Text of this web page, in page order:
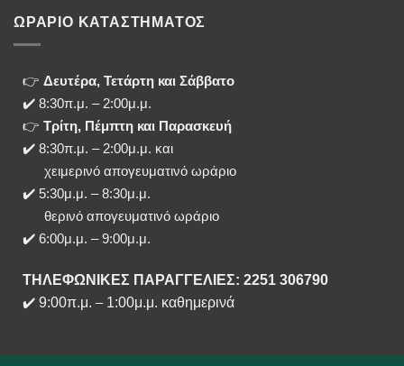
ΩΡΑΡΙΟ ΚΑΤΑΣΤΗΜΑΤΟΣ
👉 Δευτέρα, Τετάρτη και Σάββατο
✔️ 8:30π.μ. – 2:00μ.μ.
👉 Τρίτη, Πέμπτη και Παρασκευή
✔️ 8:30π.μ. – 2:00μ.μ. και
χειμερινό απογευματινό ωράριο
✔️ 5:30μ.μ. – 8:30μ.μ.
θερινό απογευματινό ωράριο
✔️ 6:00μ.μ. – 9:00μ.μ.
ΤΗΛΕΦΩΝΙΚΕΣ ΠΑΡΑΓΓΕΛΙΕΣ: 2251 306790
✔️ 9:00π.μ. –1:00μ.μ. καθημερινά